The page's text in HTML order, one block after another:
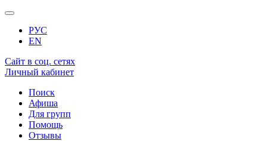
РУС
EN
Сайт в соц. сетях
Личный кабинет
Поиск
Афиша
Для групп
Помощь
Отзывы